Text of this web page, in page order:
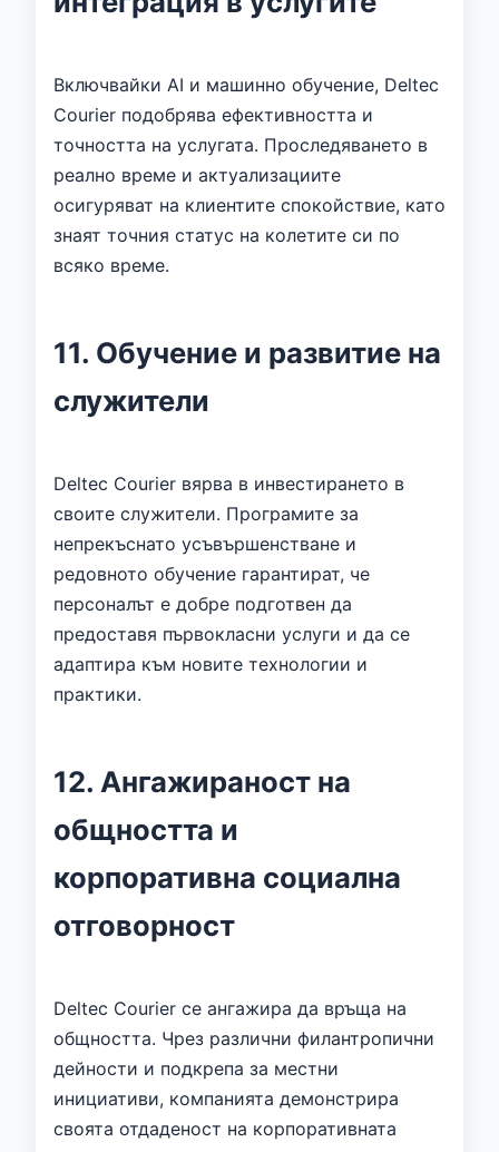
Включвайки AI и машинно обучение, Deltec
Courier подобрява ефективността и
точността на услугата. Проследяването в
реално време и актуализациите
осигуряват на клиентите спокойствие, като
знаят точния статус на колетите си по
всяко време.
11. Обучение и развитие на
служители
Deltec Courier вярва в инвестирането в
своите служители. Програмите за
непрекъснато усъвършенстване и
редовното обучение гарантират, че
персоналът е добре подготвен да
предоставя първокласни услуги и да се
адаптира към новите технологии и
практики.
12. Ангажираност на
общността и
корпоративна социална
отговорност
Deltec Courier се ангажира да връща на
общността. Чрез различни филантропични
дейности и подкрепа за местни
инициативи, компанията демонстрира
своята отдаденост на корпоративната